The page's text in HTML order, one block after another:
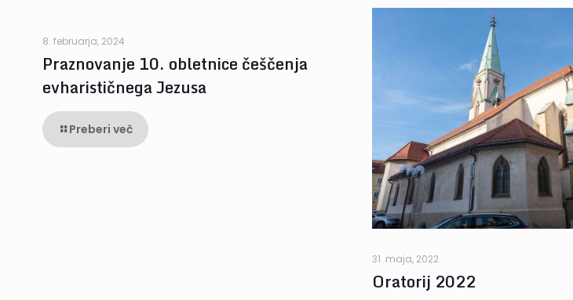
8. februarja, 2024
Praznovanje 10. obletnice češčenja
evharističnega Jezusa
Preberi več
31. maja, 2022
Oratorij 2022